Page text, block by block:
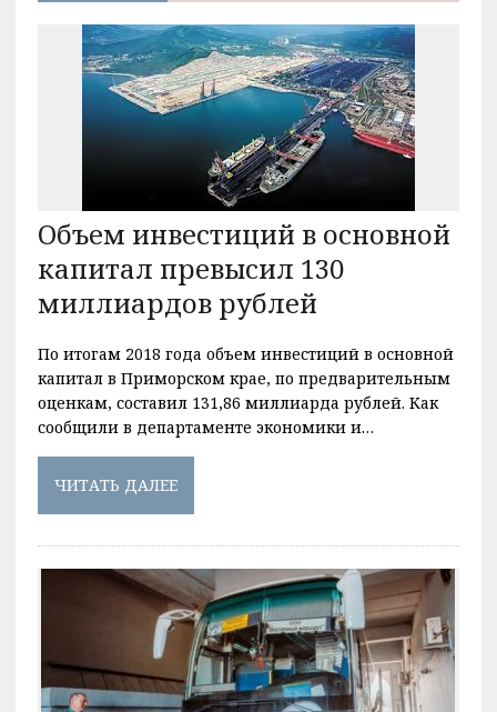
Объем инвестиций в основной
капитал превысил 130
миллиардов рублей
По итогам 2018 года объем инвестиций в основной
капитал в Приморском крае, по предварительным
оценкам, составил 131,86 миллиарда рублей. Как
сообщили в департаменте экономики и…
ЧИТАТЬ ДАЛЕЕ